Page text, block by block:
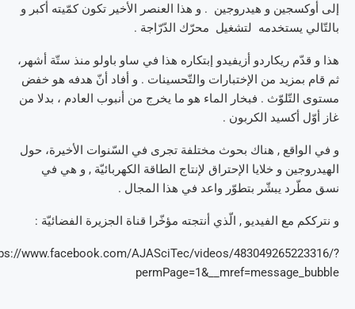
إلى أوكسجين و هيدروجين . و هذا العنصر الأخير تكون كمّيته أكبر و
بالتّالي يستخدمه لتشغيل محرّك الدّرّاجة .
هذا و قدّم ريكاردو أزيفيدو إبتكاره هذا في ساو باولو منذ ستّة أشهر،
ثم قام بمزيد من الإختبارات والتّحسينات . و أفاد أنّ هدفه هو خفض
مستوى التّلوّث . فبخار الماء هو ما يخرج من أنبوب العادم ، بدلا من
غاز أوّل أكسيد الكربون .
و في الواقع , هناك بحوث مختلفة تجرى في السّنوات الأخيرة، حول
الهيدروجين و خلايا الإحتراق لإنتاج الطاقة الكهربائيّة , و هي في
نسق مطّرد يبشّر بتطوّر واعد في هذا المجال .
و نترككم مع الفيديو , الّذي أنتجته مؤخّرا قناة الجزيرة الفضائيّة :
www.facebook.com/AJASciTec/videos/483049265223316/?
permPage=1&__mref=message_bubble